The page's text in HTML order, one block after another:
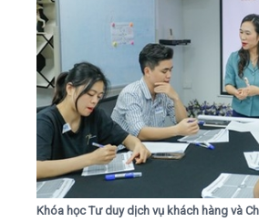
Khóa học Tư duy dịch vụ khách hàng và